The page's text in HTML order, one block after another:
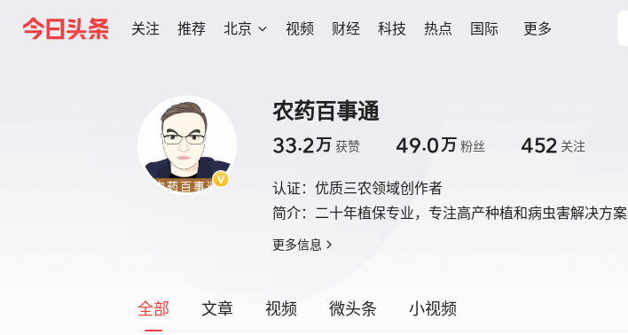
关注 推荐 北京 视频 财经 科技 热点 国际 更多
农药百事通
33.2万 获赞 49.0万 粉丝 452 关注
认证： 优质三农领域创作者
简介： 二十年植保专业，专注高产种植和病虫害解决方案
更多信息
全部 文章 视频 微头条 小视频